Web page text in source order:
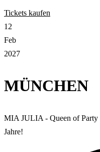
Tickets kaufen
12
Feb
2027
MÜNCHEN
MIA JULIA - Queen of Party
Jahre!